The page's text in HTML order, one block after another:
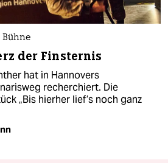
der Finsternis
hat in Hannovers
recherchiert. Die
„Bis hierher lief’s noch ganz